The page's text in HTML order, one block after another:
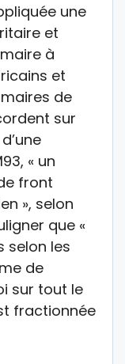
une
et
à
et
de
sur
« un
front
», selon
que «
selon les
de
sur tout le
fractionnée